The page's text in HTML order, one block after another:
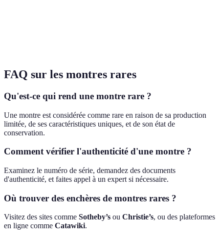
FAQ sur les montres rares
Qu'est-ce qui rend une montre rare ?
Une montre est considérée comme rare en raison de sa production
limitée, de ses caractéristiques uniques, et de son état de
conservation.
Comment vérifier l'authenticité d'une montre ?
Examinez le numéro de série, demandez des documents
d'authenticité, et faites appel à un expert si nécessaire.
Où trouver des enchères de montres rares ?
Visitez des sites comme Sotheby’s ou Christie’s, ou des plateformes
en ligne comme Catawiki.